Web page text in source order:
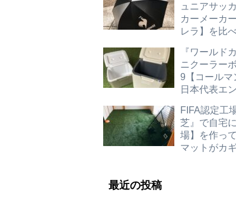
ュニアサッ
カーメーカ
レラ】を比
『ワールド
ニクーラー
9【コールマ
日本代表エ
FIFA認定工
芝』で自宅
場】を作っ
マットがカギ
最近の投稿